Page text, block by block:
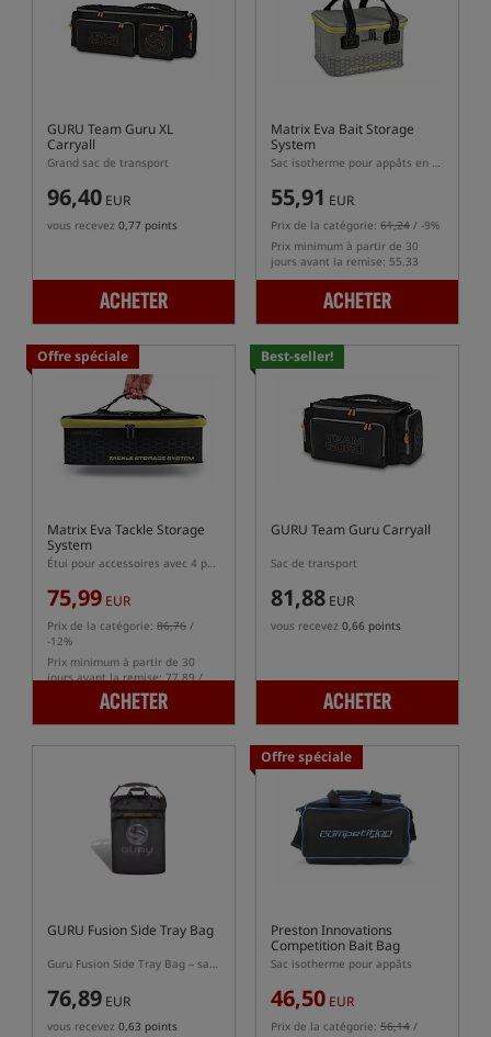
GURU Team Guru XL
Carryall
Grand sac de transport
96,40 EUR
vous recevez 0,77 points
ACHETER
Matrix Eva Bait Storage
System
Sac isotherme pour appâts en matériau EVA
55,91 EUR
Prix de la catégorie: 61,24 / -9%
Prix minimum à partir de 30
jours avant la remise: 55.33
ACHETER
Offre spéciale
Matrix Eva Tackle Storage
System
Étui pour accessoires avec 4 petits étuis inclus
75,99 EUR
Prix de la catégorie: 86,76 /
-12%
Prix minimum à partir de 30
jours avant la remise: 77.89 /
ACHETER
Best-seller!
GURU Team Guru Carryall
Sac de transport
81,88 EUR
vous recevez 0,66 points
ACHETER
GURU Fusion Side Tray Bag
Guru Fusion Side Tray Bag – sac pour tablettes latérales et accessoires
76,89 EUR
vous recevez 0,63 points
Offre spéciale
Preston Innovations
Competition Bait Bag
Sac isotherme pour appâts
46,50 EUR
Prix de la catégorie: 56,14 /